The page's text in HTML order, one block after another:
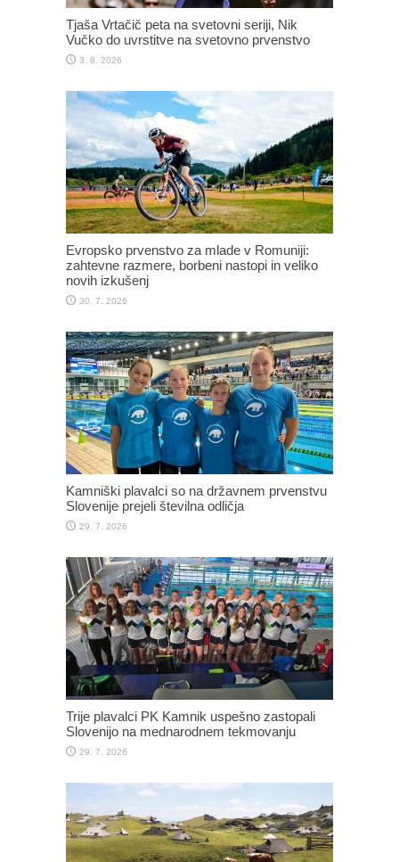
Tjaša Vrtačič peta na svetovni seriji, Nik
Vučko do uvrstitve na svetovno prvenstvo
3. 8. 2026
Evropsko prvenstvo za mlade v Romuniji:
zahtevne razmere, borbeni nastopi in veliko
novih izkušenj
30. 7. 2026
Kamniški plavalci so na državnem prvenstvu
Slovenije prejeli številna odličja
29. 7. 2026
Trije plavalci PK Kamnik uspešno zastopali
Slovenijo na mednarodnem tekmovanju
29. 7. 2026